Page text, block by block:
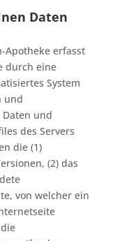
Daten
Apotheke erfasst
durch eine
System
und
und
des Servers
die (1)
(2) das
von welcher ein